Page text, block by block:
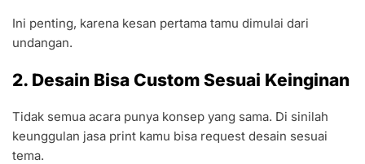
Ini penting, karena kesan pertama tamu dimulai dari
undangan.
2. Desain Bisa Custom Sesuai Keinginan
Tidak semua acara punya konsep yang sama. Di sinilah
keunggulan jasa print kamu bisa request desain sesuai
tema.